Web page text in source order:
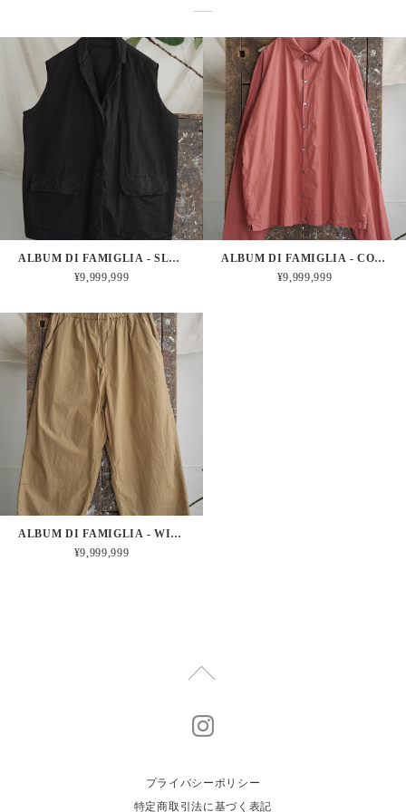
ALBUM DI FAMIGLIA - SLEEVELESS BIG BLAZER CC (BLACK)
¥9,999,999
ALBUM DI FAMIGLIA - COLLAR SHIRT TC (CORAL)
¥9,999,999
ALBUM DI FAMIGLIA - WIDE&SHORT TROUSERS TC (GOLD)
¥9,999,999
プライバシーポリシー
特定商取引法に基づく表記